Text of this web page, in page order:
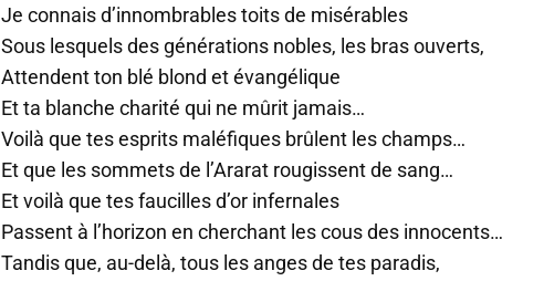
Je connais d’innombrables toits de misérables
Sous lesquels des générations nobles, les bras ouverts,
Attendent ton blé blond et évangélique
Et ta blanche charité qui ne mûrit jamais…
Voilà que tes esprits maléfiques brûlent les champs…
Et que les sommets de l’Ararat rougissent de sang…
Et voilà que tes faucilles d’or infernales
Passent à l’horizon en cherchant les cous des innocents…
Tandis que, au-delà, tous les anges de tes paradis,